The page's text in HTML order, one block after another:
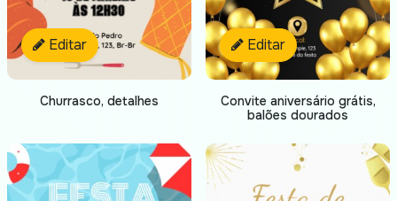
Editar
Churrasco, detalhes
Editar
Convite aniversário grátis,
balões dourados